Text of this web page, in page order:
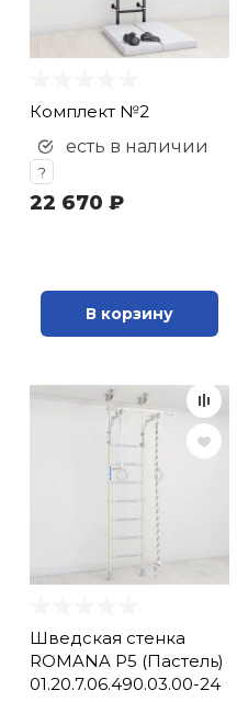
Комплект №2
есть в наличии
?
22 670 ₽
В корзину
Шведская стенка
ROMANA Р5 (Пастель)
01.20.7.06.490.03.00-24